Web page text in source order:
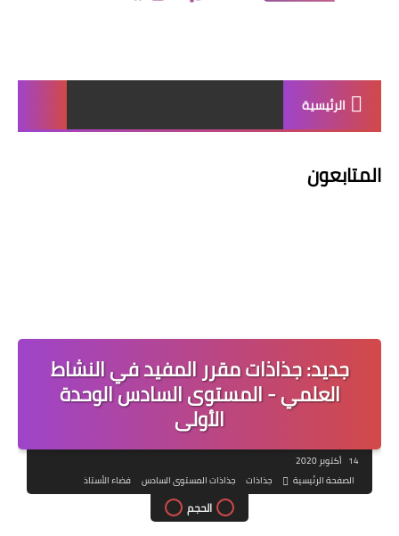
الرئيسية
المتابعون
جديد: جذاذات مقرر المفيد في النشاط
العلمي - المستوى السادس الوحدة
الأولى
14 أكتوبر 2020
الصفحة الرئيسية
جذاذات جذاذات المستوى السادس فضاء الأستاذ
الحجم